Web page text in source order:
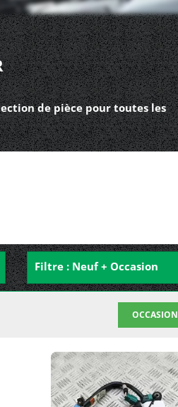
de pièce pour toutes les
Filtre : Neuf + Occasion
OCCASION